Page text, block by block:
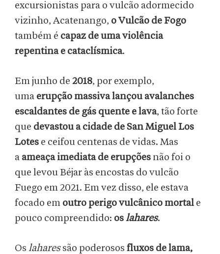
excursionistas para o vulcão adormecido
vizinho, Acatenango, o Vulcão de Fogo
também é capaz de uma violência
repentina e cataclísmica.
Em junho de 2018, por exemplo,
uma erupção massiva lançou avalanches
escaldantes de gás quente e lava, tão forte
que devastou a cidade de San Miguel Los
Lotes e ceifou centenas de vidas. Mas
a ameaça imediata de erupções não foi o
que levou Béjar às encostas do vulcão
Fuego em 2021. Em vez disso, ele estava
focado em outro perigo vulcânico mortal e
pouco compreendido: oslahares.
Os laharessão poderosos fluxos de lama,